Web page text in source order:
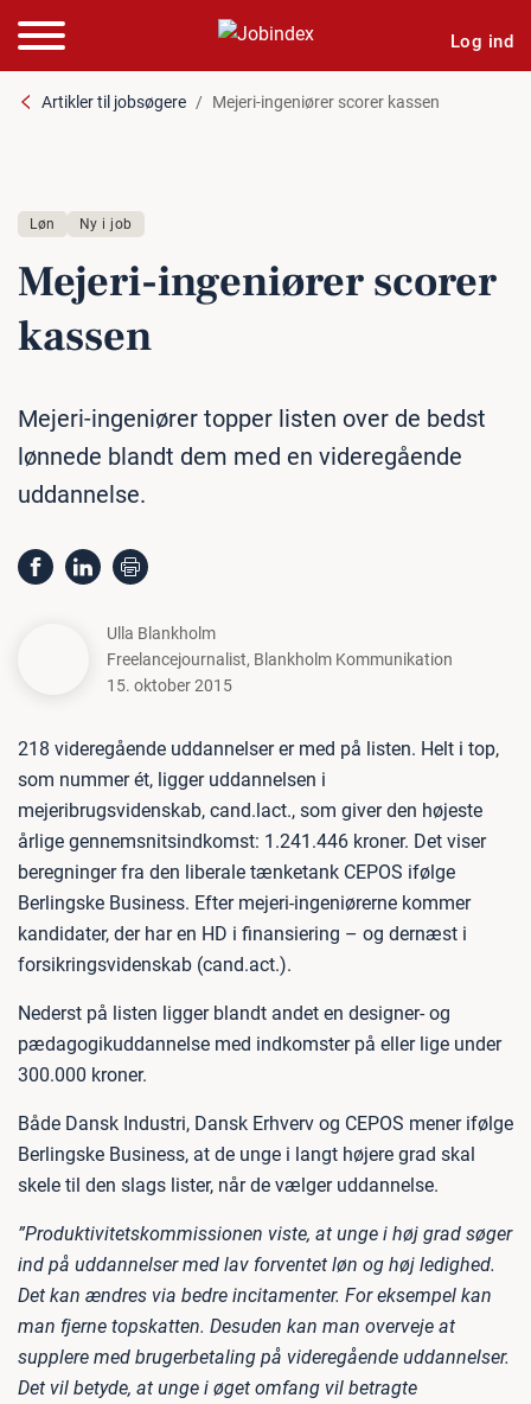
Log ind
Artikler til jobsøgere Mejeri-ingeniører scorer kassen
Løn Ny i job
Mejeri-in­ge­ni­ø­rer scorer
kassen
Mejeri-ingeniører topper listen over de bedst
lønnede blandt dem med en videregående
uddannelse.
Ulla Blankholm
Freelancejournalist, Blankholm Kommunikation
15. oktober 2015
218 videregående uddannelser er med på listen. Helt i top,
som nummer ét, ligger uddannelsen i
mejeribrugsvidenskab, cand.lact., som giver den højeste
årlige gennemsnitsindkomst: 1.241.446 kroner. Det viser
beregninger fra den liberale tænketank CEPOS ifølge
Berlingske Business. Efter mejeri-ingeniørerne kommer
kandidater, der har en HD i finansiering – og dernæst i
forsikringsvidenskab (cand.act.).
Nederst på listen ligger blandt andet en designer- og
pædagogikuddannelse med indkomster på eller lige under
300.000 kroner.
Både Dansk Industri, Dansk Erhverv og CEPOS mener ifølge
Berlingske Business, at de unge i langt højere grad skal
skele til den slags lister, når de vælger uddannelse.
”Produktivitetskommissionen viste, at unge i høj grad søger
ind på uddannelser med lav forventet løn og høj ledighed.
Det kan ændres via bedre incitamenter. For eksempel kan
man fjerne topskatten. Desuden kan man overveje at
supplere med brugerbetaling på videregående uddannelser.
Det vil betyde, at unge i øget omfang vil betragte